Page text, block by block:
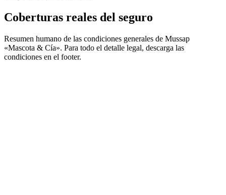
Coberturas reales del seguro
Resumen humano de las condiciones generales de Mussap
«Mascota & Cía». Para todo el detalle legal, descarga las
condiciones en el footer.